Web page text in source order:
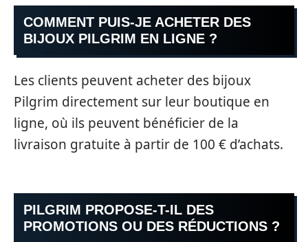
COMMENT PUIS-JE ACHETER DES
BIJOUX PILGRIM EN LIGNE ?
Les clients peuvent acheter des bijoux
Pilgrim directement sur leur boutique en
ligne, où ils peuvent bénéficier de la
livraison gratuite à partir de 100 € d’achats.
PILGRIM PROPOSE-T-IL DES
PROMOTIONS OU DES RÉDUCTIONS ?